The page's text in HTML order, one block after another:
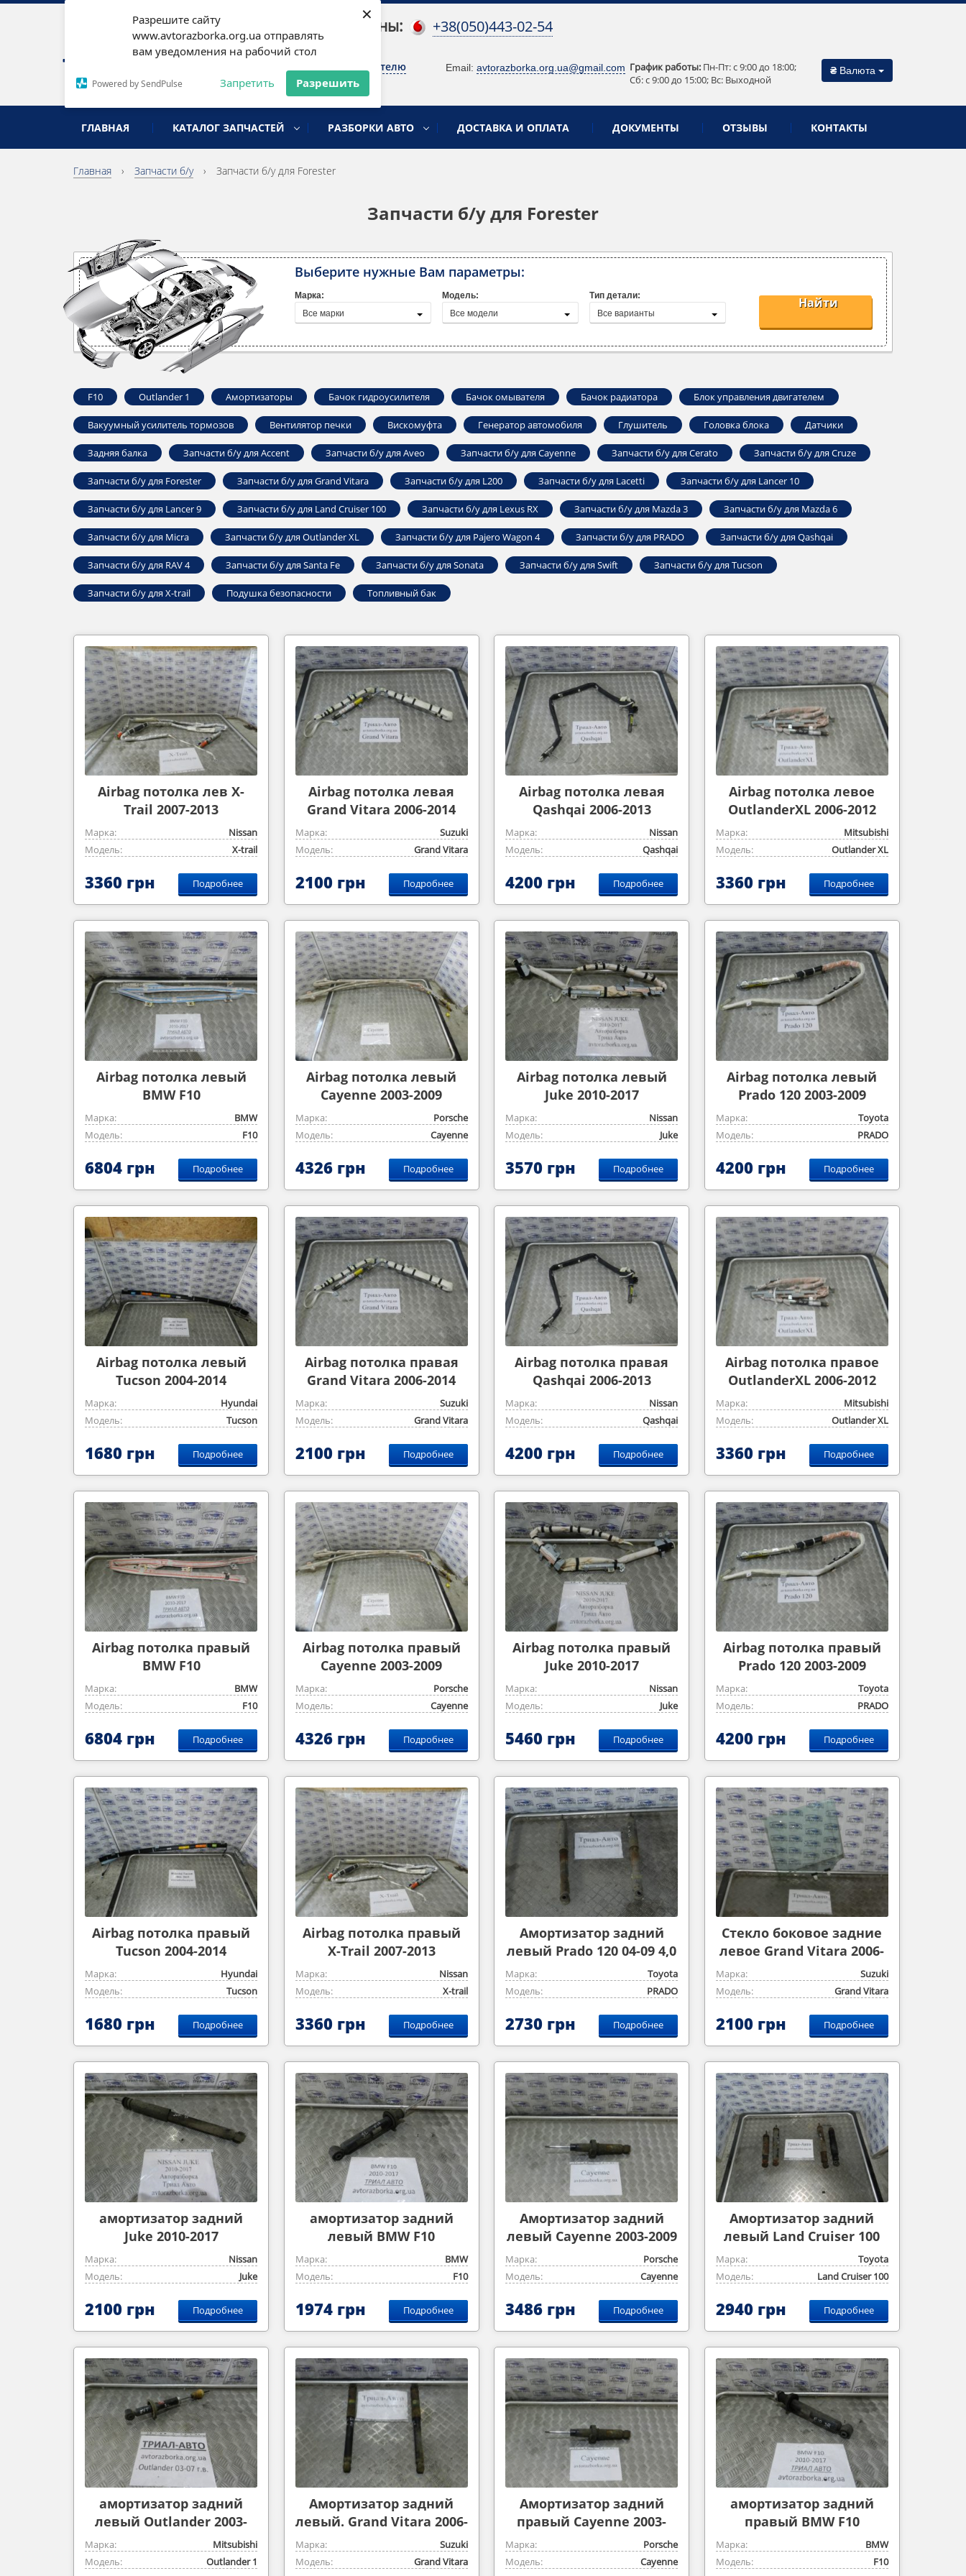
Разрешите сайту
www.avtorazborka.org.ua отправлять
вам уведомления на рабочий стол
Powered by SendPulse Запретить Разрешить
×
разборка иномарок
Наши телефоны: +38(050)443-02-54
Письмо руководителю Email: avtorazborka.org.ua@gmail.com График работы: Пн-Пт: c 9:00 до 18:00;
Сб: c 9:00 до 15:00; Вс: Выходной
₴ Валюта
ГЛАВНАЯ КАТАЛОГ ЗАПЧАСТЕЙ РАЗБОРКИ АВТО ДОСТАВКА И ОПЛАТА ДОКУМЕНТЫ ОТЗЫВЫ КОНТАКТЫ
Главная › Запчасти б/у › Запчасти б/у для Forester
Запчасти б/у для Forester
Выберите нужные Вам параметры:
Марка:
Все марки
Модель:
Все модели
Тип детали:
Все варианты
Найти
F10 Outlander ‎1 Амортизаторы Бачок гидроусилителя Бачок омывателя Бачок радиатора Блок управления двигателем
Вакуумный усилитель тормозов Вентилятор печки Вискомуфта Генератор автомобиля Глушитель Головка блока Датчики
Задняя балка Запчасти б/у для Accent Запчасти б/у для Aveo Запчасти б/у для Cayenne Запчасти б/у для Cerato Запчасти б/у для Cruze
Запчасти б/у для Forester Запчасти б/у для Grand Vitara Запчасти б/у для L200 Запчасти б/у для Lacetti Запчасти б/у для Lancer 10
Запчасти б/у для Lancer 9 Запчасти б/у для Land Cruiser 100 Запчасти б/у для Lexus RX Запчасти б/у для Mazda 3 Запчасти б/у для Mazda 6
Запчасти б/у для Micra Запчасти б/у для Outlander ‎XL Запчасти б/у для Pajero ‎Wagon 4 Запчасти б/у для PRADO Запчасти б/у для Qashqai
Запчасти б/у для RAV 4 Запчасти б/у для Santa Fe Запчасти б/у для Sonata Запчасти б/у для Swift Запчасти б/у для Tucson
Запчасти б/у для X-trail Подушка безопасности Топливный бак
Airbag потолка лев X-
Trail 2007-2013
Марка:
Nissan
Модель:
X-trail
3360 грн Подробнее
Airbag потолка левая
Grand Vitara 2006-2014
Марка:
Suzuki
Модель:
Grand Vitara
2100 грн Подробнее
Airbag потолка левая
Qashqai 2006-2013
Марка:
Nissan
Модель:
Qashqai
4200 грн Подробнее
Airbag потолка левое
OutlanderXL 2006-2012
Марка:
Mitsubishi
Модель:
Outlander ‎XL
3360 грн Подробнее
Airbag потолка левый
BMW F10
Марка:
BMW
Модель:
F10
6804 грн Подробнее
Airbag потолка левый
Cayenne 2003-2009
Марка:
Porsche
Модель:
Cayenne
4326 грн Подробнее
Airbag потолка левый
Juke 2010-2017
Марка:
Nissan
Модель:
Juke
3570 грн Подробнее
Airbag потолка левый
Prado 120 2003-2009
Марка:
Toyota
Модель:
PRADO
4200 грн Подробнее
Airbag потолка левый
Tucson 2004-2014
Марка:
Hyundai
Модель:
Tucson
1680 грн Подробнее
Airbag потолка правая
Grand Vitara 2006-2014
Марка:
Suzuki
Модель:
Grand Vitara
2100 грн Подробнее
Airbag потолка правая
Qashqai 2006-2013
Марка:
Nissan
Модель:
Qashqai
4200 грн Подробнее
Airbag потолка правое
OutlanderXL 2006-2012
Марка:
Mitsubishi
Модель:
Outlander ‎XL
3360 грн Подробнее
Airbag потолка правый
BMW F10
Марка:
BMW
Модель:
F10
6804 грн Подробнее
Airbag потолка правый
Cayenne 2003-2009
Марка:
Porsche
Модель:
Cayenne
4326 грн Подробнее
Airbag потолка правый
Juke 2010-2017
Марка:
Nissan
Модель:
Juke
5460 грн Подробнее
Airbag потолка правый
Prado 120 2003-2009
Марка:
Toyota
Модель:
PRADO
4200 грн Подробнее
Airbag потолка правый
Tucson 2004-2014
Марка:
Hyundai
Модель:
Tucson
1680 грн Подробнее
Airbag потолка правый
X-Trail 2007-2013
Марка:
Nissan
Модель:
X-trail
3360 грн Подробнее
Aмортизатор задний
левый Prado 120 04-09 4,0
Марка:
Toyota
Модель:
PRADO
2730 грн Подробнее
Cтекло боковое задние
левое Grand Vitara 2006-
Марка:
Suzuki
Модель:
Grand Vitara
2100 грн Подробнее
амортизатор задний
Juke 2010-2017
Марка:
Nissan
Модель:
Juke
2100 грн Подробнее
амортизатор задний
левый BMW F10
Марка:
BMW
Модель:
F10
1974 грн Подробнее
Амортизатор задний
левый Cayenne 2003-2009
Марка:
Porsche
Модель:
Cayenne
3486 грн Подробнее
Амортизатор задний
левый Land Cruiser 100
Марка:
Toyota
Модель:
Land Cruiser 100
2940 грн Подробнее
амортизатор задний
левый Outlander 2003-
Марка:
Mitsubishi
Модель:
Outlander ‎1
Амортизатор задний
левый. Grand Vitara 2006-
Марка:
Suzuki
Модель:
Grand Vitara
Амортизатор задний
правый Cayenne 2003-
Марка:
Porsche
Модель:
Cayenne
амортизатор задний
правый BMW F10
Марка:
BMW
Модель:
F10